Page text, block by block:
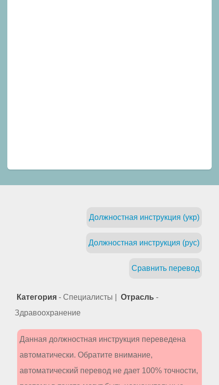
Должностная инструкция (укр)
Должностная инструкция (рус)
Сравнить перевод
Категория - Специалисты | Отрасль -
Здравоохранение
Данная должностная инструкция переведена
автоматически. Обратите внимание,
автоматический перевод не дает 100% точности,